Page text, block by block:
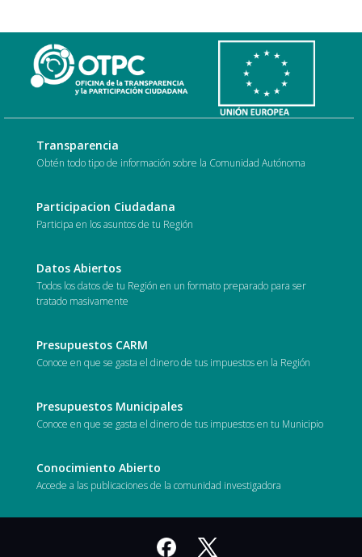
Transparencia
Obtén todo tipo de información sobre la Comunidad Autónoma
Participacion Ciudadana
Participa en los asuntos de tu Región
Datos Abiertos
Todos los datos de tu Región en un formato preparado para ser
tratado masivamente
Presupuestos CARM
Conoce en que se gasta el dinero de tus impuestos en la Región
Presupuestos Municipales
Conoce en que se gasta el dinero de tus impuestos en tu Municipio
Conocimiento Abierto
Accede a las publicaciones de la comunidad investigadora